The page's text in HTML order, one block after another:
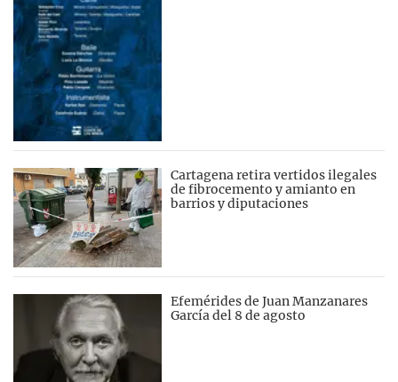
Cartagena retira vertidos ilegales
de fibrocemento y amianto en
barrios y diputaciones
Efemérides de Juan Manzanares
García del 8 de agosto